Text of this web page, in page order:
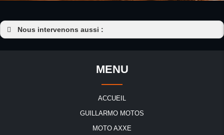
Nous intervenons aussi :
Moto quad Guémené-sur-Scorff
Moto quad Loudéac
MENU
ACCUEIL
GUILLARMO MOTOS
MOTO AXXE